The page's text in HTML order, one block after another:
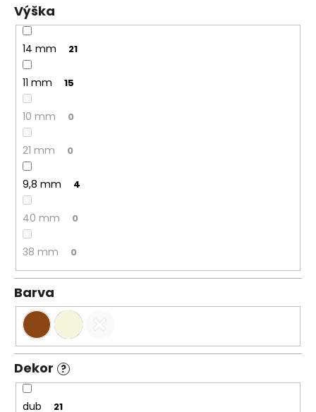
Výška
14 mm 21
11 mm 15
10 mm 0
21 mm 0
9,8 mm 4
40 mm 0
38 mm 0
Barva
Dekor ?
dub 21